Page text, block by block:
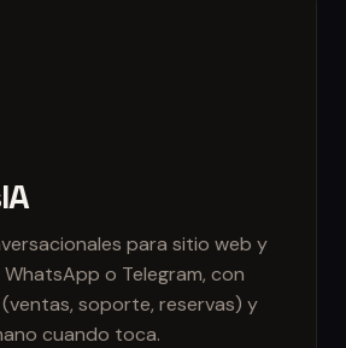
para sitio web y
o Telegram, con
soporte, reservas) y
cuando toca.